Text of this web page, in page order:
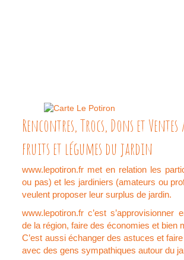
Rencontres, Trocs, Dons et Ventes
fruits et légumes du jardin
www.lepotiron.fr met en relation les
ou pas) et les jardiniers (amateurs ou
veulent proposer leur surplus de jardin.
www.lepotiron.fr c’est s’approvisionner
de la région, faire des économies et bien
C’est aussi échanger des astuces et
avec des gens sympathiques autour du